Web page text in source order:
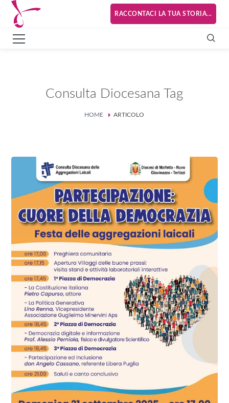
RACCONTACI LA TUA STORIA...
Consulta Diocesana Tag
HOME ARTICOLO